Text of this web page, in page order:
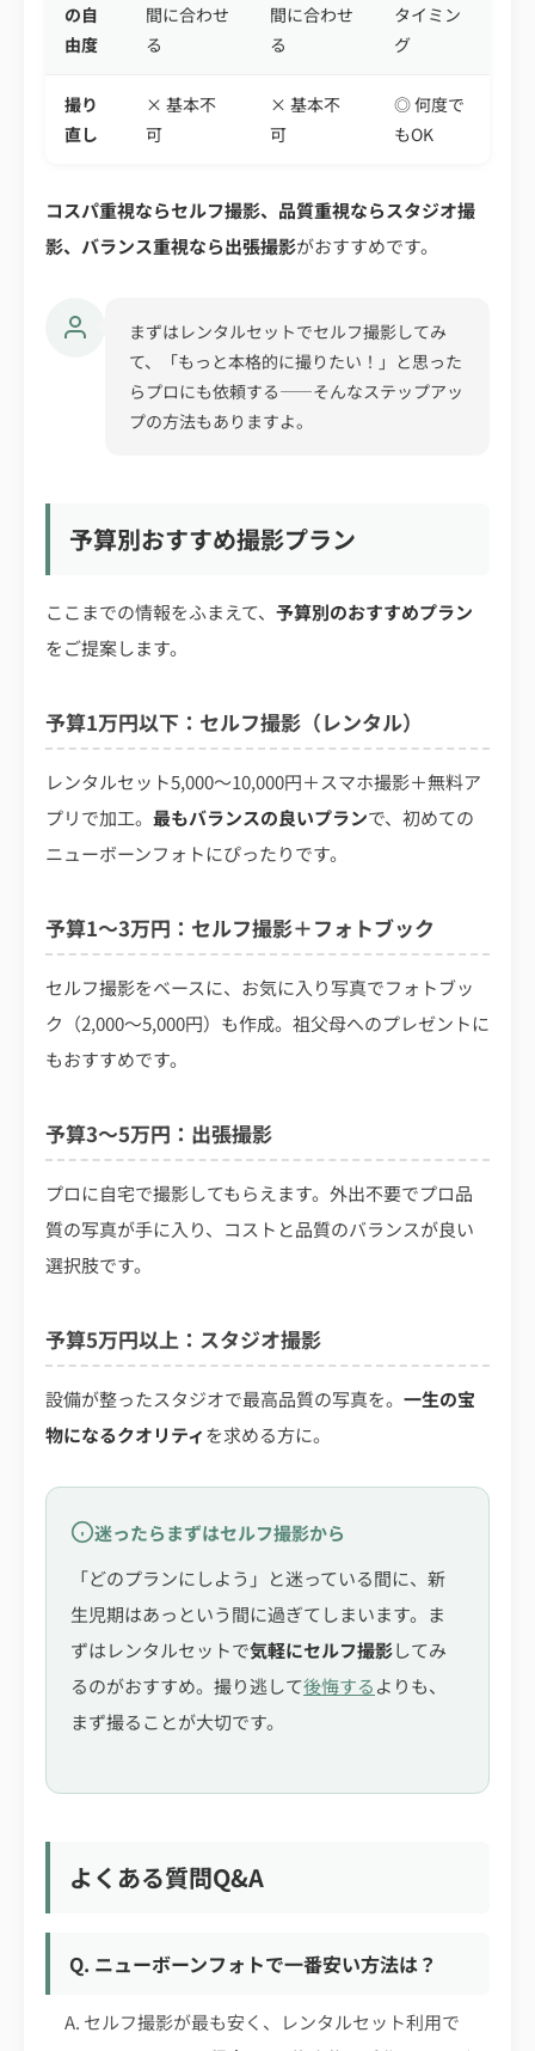
の自
由度
間に合わせ
る
間に合わせ
る
タイミン
グ
撮り
直し
× 基本不
可
× 基本不
可
◎ 何度で
もOK
コスパ重視ならセルフ撮影、品質重視ならスタジオ撮
影、バランス重視なら出張撮影がおすすめです。
まずはレンタルセットでセルフ撮影してみ
て、「もっと本格的に撮りたい！」と思った
らプロにも依頼する——そんなステップアッ
プの方法もありますよ。
予算別おすすめ撮影プラン
ここまでの情報をふまえて、 予算別のおすすめプラン
をご提案します。
予算1万円以下：セルフ撮影（レンタル）
レンタルセット5,000〜10,000円＋スマホ撮影＋無料ア
プリで加工。 最もバランスの良いプランで、初めての
ニューボーンフォトにぴったりです。
予算1〜3万円：セルフ撮影＋フォトブック
セルフ撮影をベースに、お気に入り写真でフォトブッ
ク（2,000〜5,000円）も作成。祖父母へのプレゼントに
もおすすめです。
予算3〜5万円：出張撮影
プロに自宅で撮影してもらえます。外出不要でプロ品
質の写真が手に入り、コストと品質のバランスが良い
選択肢です。
予算5万円以上：スタジオ撮影
設備が整ったスタジオで最高品質の写真を。 一生の宝
物になるクオリティを求める方に。
迷ったらまずはセルフ撮影から
「どのプランにしよう」と迷っている間に、新
生児期はあっという間に過ぎてしまいます。ま
ずはレンタルセットで気軽にセルフ撮影してみ
るのがおすすめ。撮り逃して後悔するよりも、
まず撮ることが大切です。
よくある質問Q&A
Q. ニューボーンフォトで一番安い方法は？
A. セルフ撮影が最も安く、レンタルセット利用で